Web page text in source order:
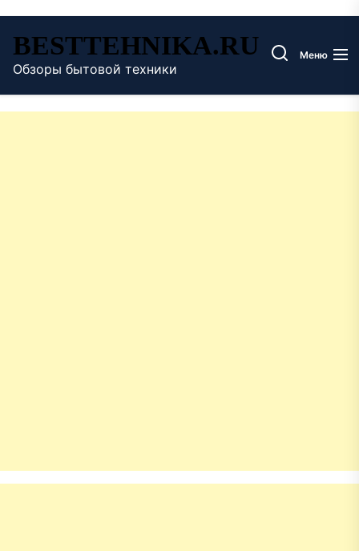
содержимому
BESTTEHNIKA.RU
Обзоры бытовой техники
Меню